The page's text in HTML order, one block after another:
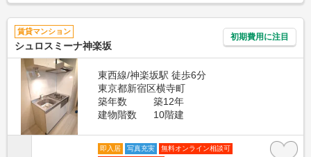
賃貸マンション
シュロスミーナ神楽坂
初期費用に注目
東西線/神楽坂駅 徒歩6分
東京都新宿区横寺町
築年数
築12年
建物階数
10階建
即入居 写真充実
無料オンライン相談可